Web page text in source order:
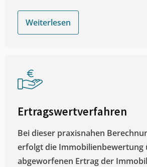
Weiterlesen
Ertragswertverfahren
Bei dieser praxisnahen
erfolgt die Immobilienbewertung
abgeworfenen Ertrag der